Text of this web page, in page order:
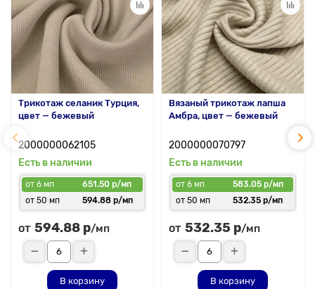
Трикотаж селаник Турция,
цвет — бежевый
2000000062105
Есть в наличии
от 6 мп
651.50 р/мп
от 50 мп
594.88 р/мп
от 594.88 р/мп
В корзину
Вязаный трикотаж лапша
Амбра, цвет — бежевый
2000000070797
Есть в наличии
от 6 мп
583.05 р/мп
от 50 мп
532.35 р/мп
от 532.35 р/мп
В корзину